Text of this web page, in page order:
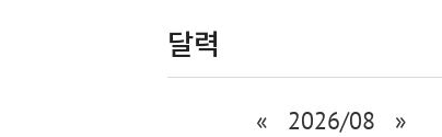
달력
« 2026/08 »